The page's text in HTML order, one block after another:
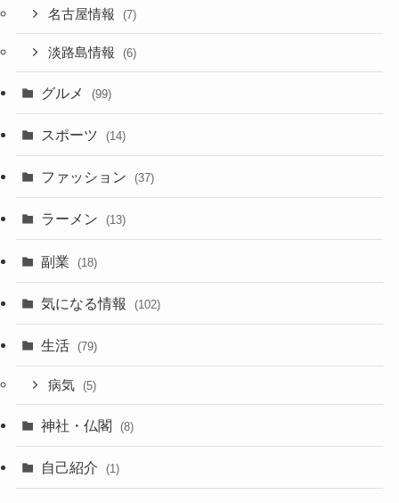
名古屋情報 (7)
淡路島情報 (6)
グルメ (99)
スポーツ (14)
ファッション (37)
ラーメン (13)
副業 (18)
気になる情報 (102)
生活 (79)
病気 (5)
神社・仏閣 (8)
自己紹介 (1)